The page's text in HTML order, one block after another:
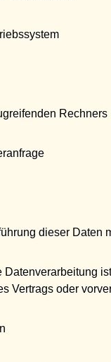
Rechners
dieser Daten
Datenverarbeitung
Vertrags oder